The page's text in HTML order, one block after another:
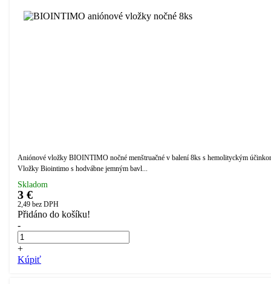
Aniónové vložky BIOINTIMO nočné menštruačné v balení 8ks s hemolityckým
Vložky Biointimo s hodvábne jemným bavl...
Skladom
3 €
2,49 bez DPH
Přidáno do košíku!
-
+
Kúpiť